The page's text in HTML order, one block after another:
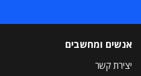
אנשים ומחשבים
יצירת קשר